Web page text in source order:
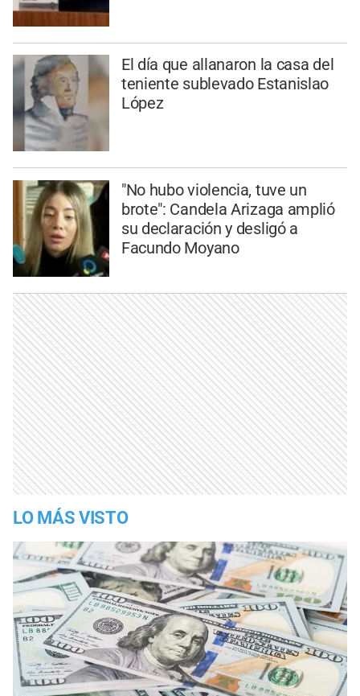
El día que allanaron la casa del
teniente sublevado Estanislao
López
"No hubo violencia, tuve un
brote": Candela Arizaga amplió
su declaración y desligó a
Facundo Moyano
LO MÁS VISTO